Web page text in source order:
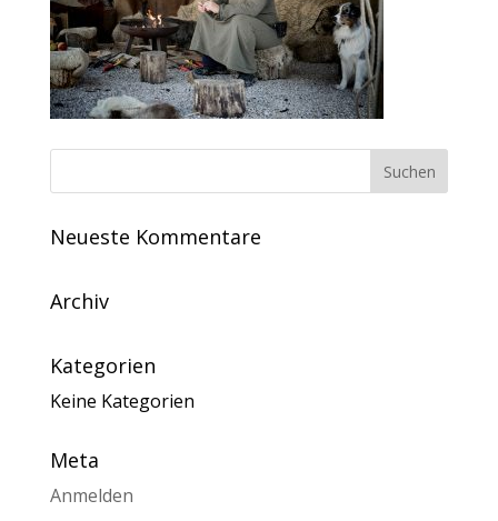
Neueste Kommentare
Archiv
Kategorien
Keine Kategorien
Meta
Anmelden